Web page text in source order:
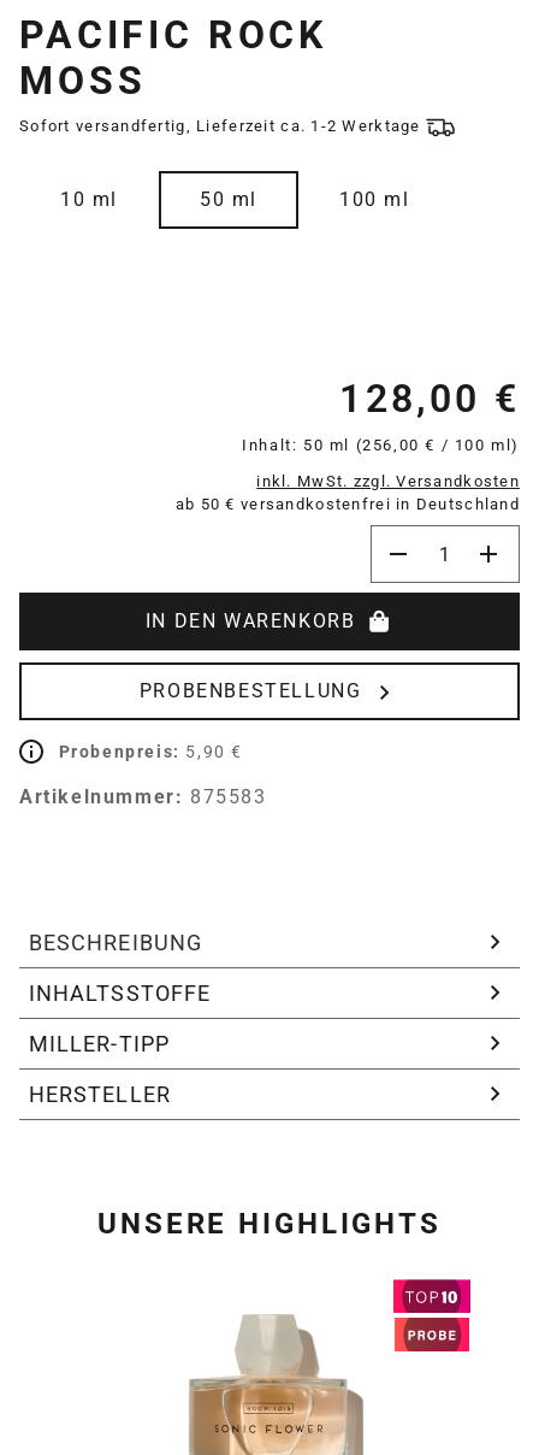
PACIFIC ROCK
MOSS
Sofort versandfertig, Lieferzeit ca. 1-2 Werktage
10 ml 50 ml 100 ml
128,00 €
Inhalt: 50 ml (256,00 € / 100 ml)
inkl. MwSt. zzgl. Versandkosten
ab 50 € versandkostenfrei in Deutschland
IN DEN WARENKORB
PROBENBESTELLUNG
Probenpreis: 5,90 €
Artikelnummer: 875583
BESCHREIBUNG
INHALTSSTOFFE
MILLER-TIPP
HERSTELLER
UNSERE HIGHLIGHTS